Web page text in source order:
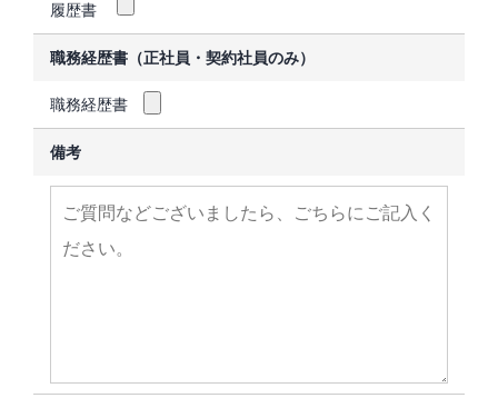
履歴書
職務経歴書（正社員・契約社員のみ）
職務経歴書
備考